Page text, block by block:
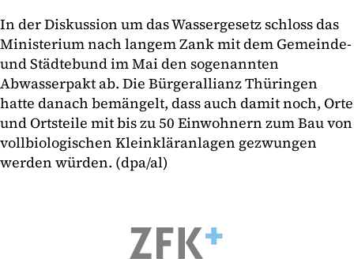
In der Diskussion um das Wassergesetz schloss das
Ministerium nach langem Zank mit dem Gemeinde-
und Städtebund im Mai den sogenannten
Abwasserpakt ab. Die Bürgerallianz Thüringen
hatte danach bemängelt, dass auch damit noch, Orte
und Ortsteile mit bis zu 50 Einwohnern zum Bau von
vollbiologischen Kleinkläranlagen gezwungen
werden würden. (dpa/al)